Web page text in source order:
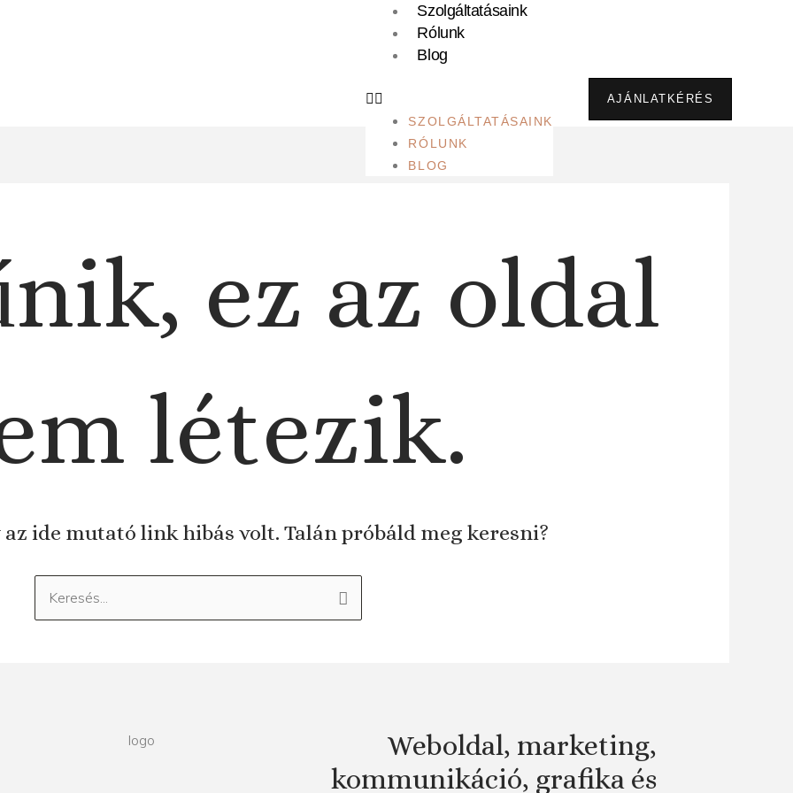
Szolgáltatásaink
Rólunk
Blog
SZOLGÁLTATÁSAINK
RÓLUNK
BLOG
AJÁNLATKÉRÉS
ez az oldal
létezik.
ide mutató link hibás volt. Talán próbáld meg keresni?
Keresés:
Weboldal, marketing,
kommunikáció, grafika és